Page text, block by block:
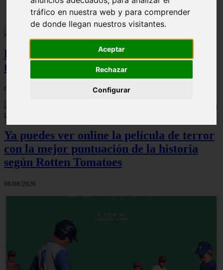
tráfico en nuestra web y para comprender
de donde llegan nuestros visitantes.
Aceptar
Rechazar
Configurar
Solo Las Bestias - Final Explicado
La última casa, el nuevo fenómeno de
terror que arrasa en Netflix
08/08/2026
Ya puedes ver online la película de terror
con la mejor puntuación de la historia
según Rotten Tomatoes
08/08/2026